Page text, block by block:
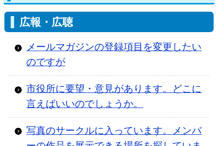
広報・広聴
メールマガジンの登録項目を変更したい
のですが
市役所に要望・意見があります。どこに
言えばいいのでしょうか。
写真のサークルに入っています。メンバ